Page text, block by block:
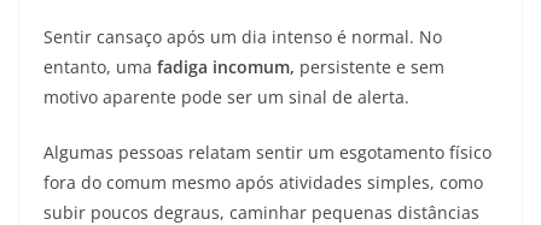
Sentir cansaço após um dia intenso é normal. No
entanto, uma fadiga incomum, persistente e sem
motivo aparente pode ser um sinal de alerta.
Algumas pessoas relatam sentir um esgotamento físico
fora do comum mesmo após atividades simples, como
subir poucos degraus, caminhar pequenas distâncias